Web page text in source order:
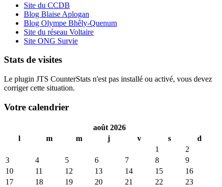
Site du CCDB
Blog Blaise Aplogan
Blog Olympe Bhêly-Quenum
Site du réseau Voltaire
Site ONG Survie
Stats de visites
Le plugin JTS CounterStats n'est pas installé ou activé, vous devez
corriger cette situation.
Votre calendrier
août 2026
l
m m j v s
d
1
2
3
4 5 6 7 8
9
10
11 12 13 14 15
16
17
18 19 20 21 22
23